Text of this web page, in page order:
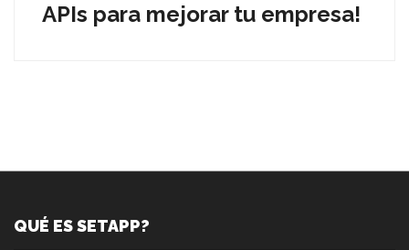
APIs para mejorar tu empresa!
QUÉ ES SETAPP?